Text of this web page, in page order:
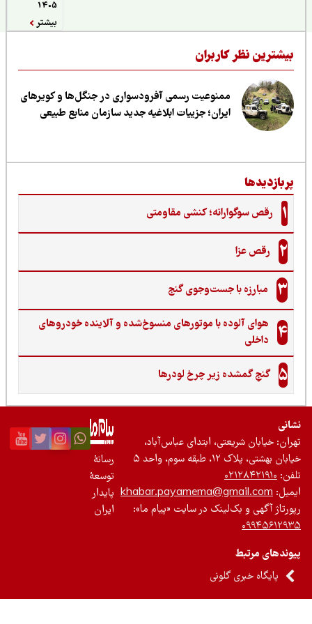
نظر کاربران
ممنوعیت رسمی آفرودسواری در جنگل‌ها و کویرهای
ایران؛ جزییات ابلاغیه جدید سازمان منابع طبیعی
رقص سوگوارانه؛ کنشی مقاومتی
رقص عزا
مبارزه با جست‌وجوی گنج‌
هوای آلوده با موتورهای منسوخ‌شده و آلاینده خودروهای
داخلی
گنجِ گمشده زیر چرخ لودرها
خیابان شریعتی، ابتدای عباس‌آباد،
بهشتی، پلاک ۱۲، طبقه سوم، واحد ۵
۰۲۱۲۸۴۲۱۹۱۰
khabar.payamema@gmail.com
آگهی و بک‌لینک در سایت «پیام ما»:
مرتبط
پایگاه خبری گلونی
رسانۀ
توسعۀ
پایدار
ایران